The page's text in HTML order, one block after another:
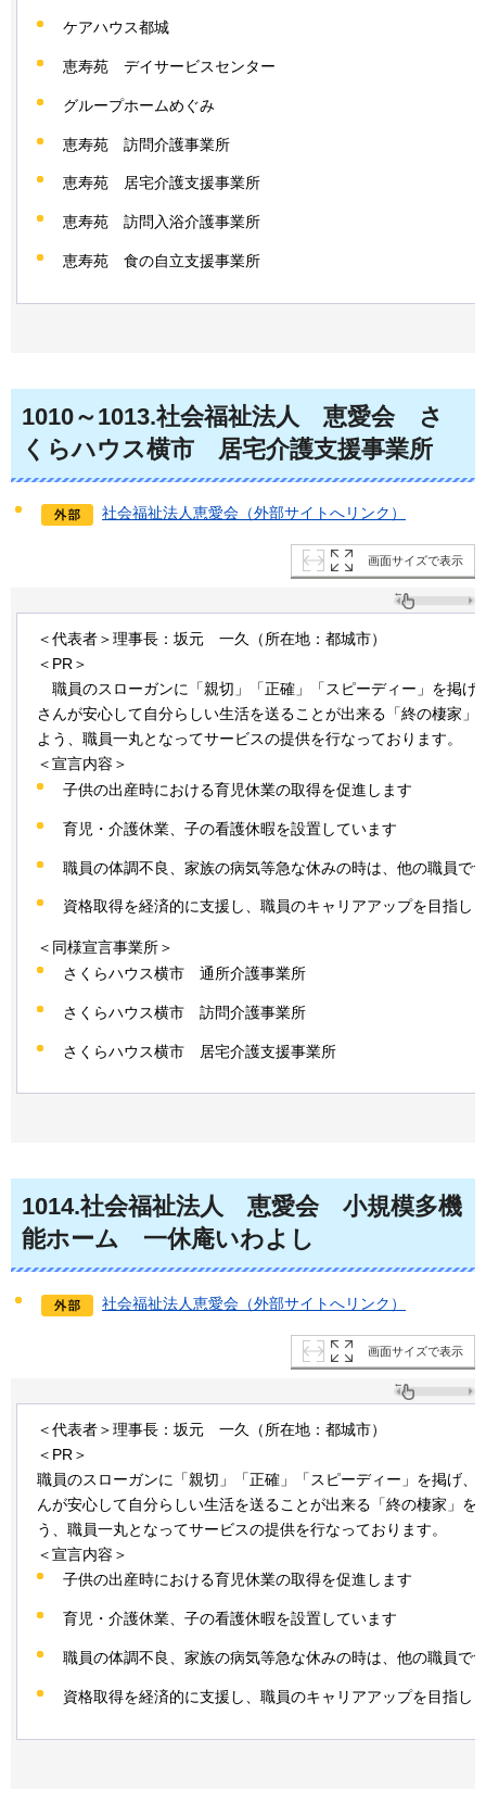
ケアハウス都城
恵寿苑 デイサービスセンター
グループホームめぐみ
恵寿苑 訪問介護事業所
恵寿苑 居宅介護支援事業所
恵寿苑 訪問入浴介護事業所
恵寿苑 食の自立支援事業所
1010～1013.社会福祉法人 恵愛会
さ
く らハウス横市 居宅介護支援事業所
社会福祉法人恵愛会（外部サイトへリンク）
画面サイズで表示
＜代表者＞理事長：坂元 一久（所在地：都城市）
＜PR＞
職員のスローガンに「親切」「正確」「スピーディー」を掲げ
さんが安心して自分らしい生活を送ることが出来る「終の棲家」
よう、職員一丸となってサービスの提供を行なっております。
＜宣言内容＞
子供の出産時における育児休業の取得を促進します
育児・介護休業、子の看護休暇を設置しています
職員の体調不良、家族の病気等急な休みの時は、他の職員で
資格取得を経済的に支援し、職員のキャリアアップを目指し
＜同様宣言事業所＞
さくらハウス横市
通所介護事業所
さくらハウス横市 訪問介護事業所
さくらハウス横市 居宅介護支援事業所
1014.社会福祉法人 恵愛会 小規模多機
能ホーム
一休庵いわよし
社会福祉法人恵愛会（外部サイトへリンク）
画面サイズで表示
＜代表者＞理事長：坂元 一久（所在地：都城市）
＜PR＞
職員のスローガンに「親切」「正確」「スピーディー」を掲げ、
んが安心して自分らしい生活を送ることが出来る「終の棲家」を
う、職員一丸となってサービスの提供を行なっております。
＜宣言内容＞
子供の出産時における育児休業の取得を促進します
育児・介護休業、子の看護休暇を設置しています
職員の体調不良、家族の病気等急な休みの時は、他の職員で
資格取得を経済的に支援し、職員のキャリアアップを目指し